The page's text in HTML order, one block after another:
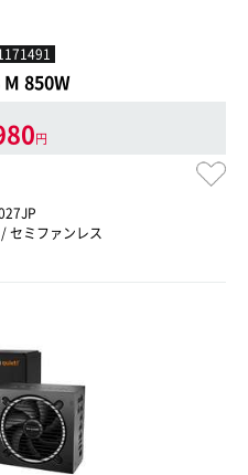
850W
円
セミファンレス